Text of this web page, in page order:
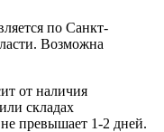
по Санкт-
Возможна
от наличия
складах
превышает 1-2 дней.